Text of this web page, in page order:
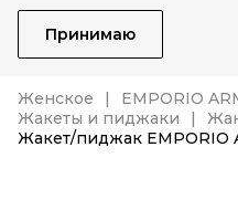
Принимаю
Женское EMPORIO
Жакеты и пиджаки
Жакет/пиджак EMPORIO